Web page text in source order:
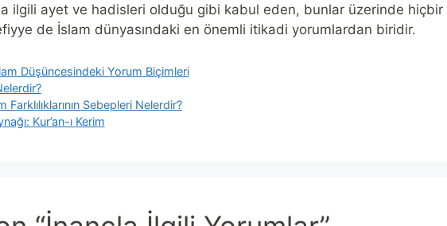
ilgili ayet ve hadisleri olduğu gibi kabul eden, bunlar üzerinde hiçbir
de İslam dünyasındaki en önemli itikadi yorumlardan biridir.
Düşüncesindeki Yorum Biçimleri
Farklılıklarının Sebepleri Nelerdir?
Kur’an-ı Kerim